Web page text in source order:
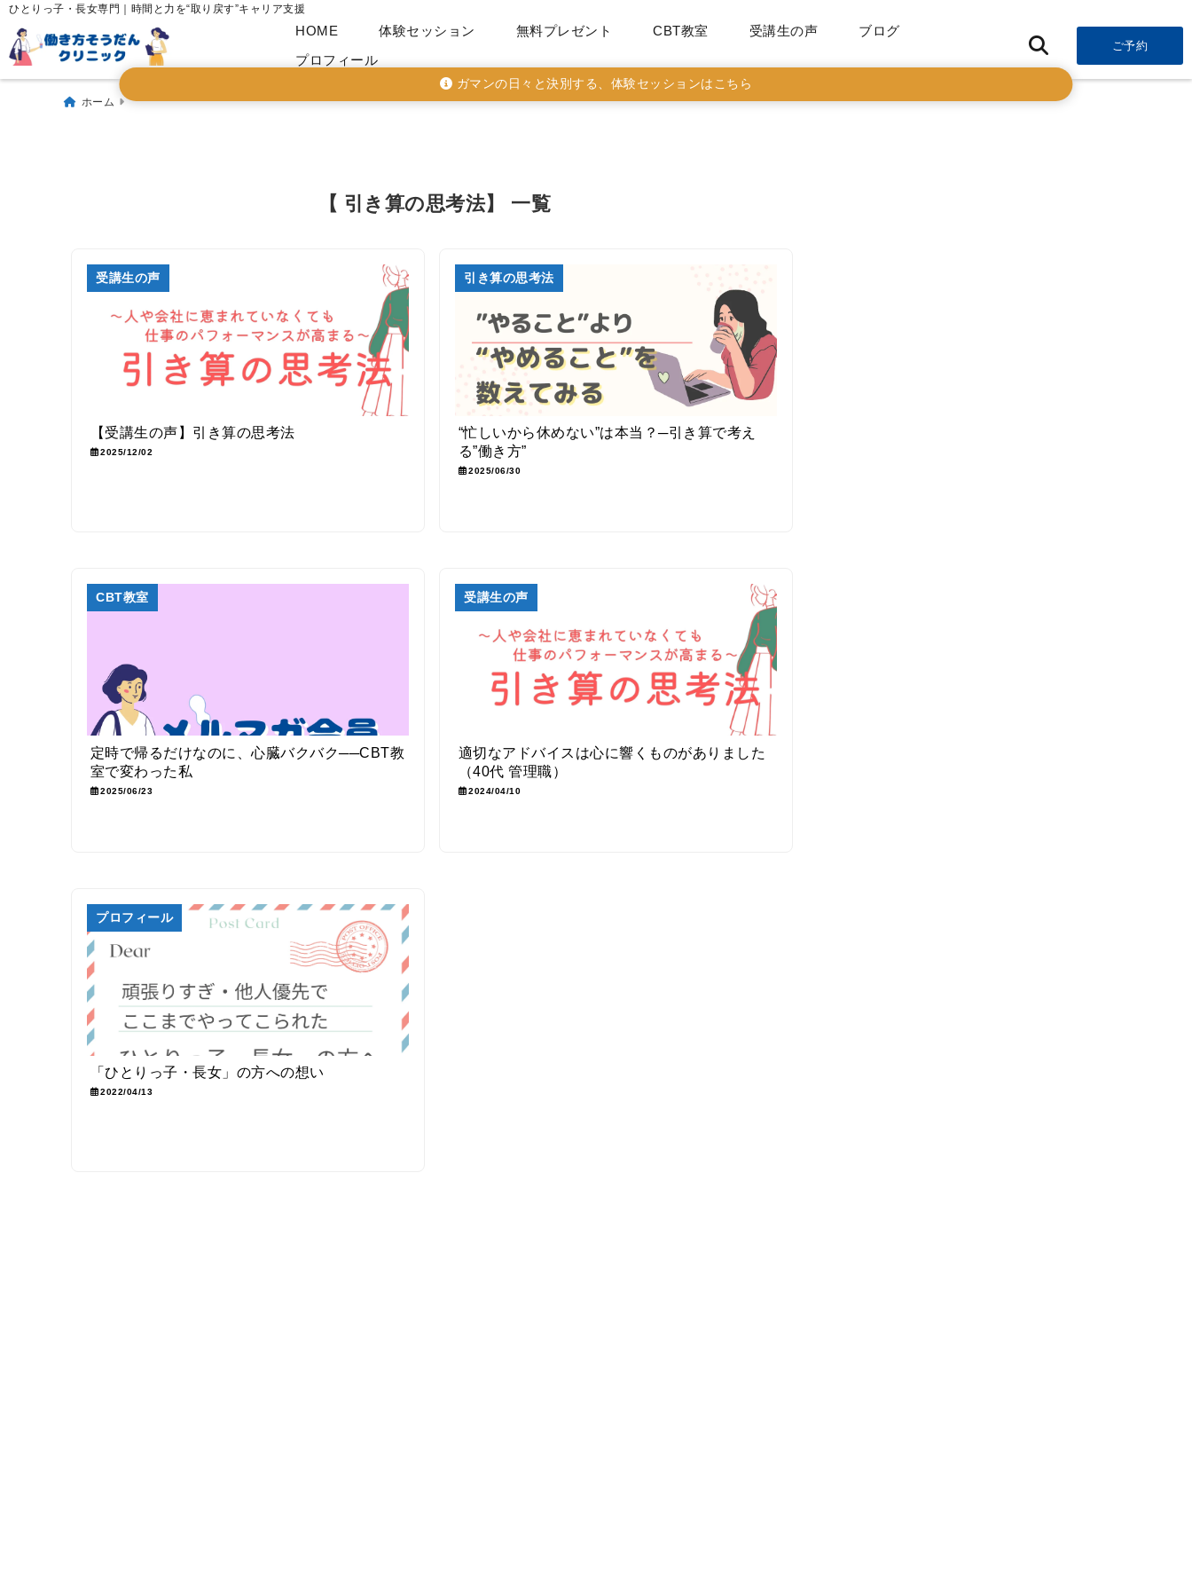
ひとりっ子・長女専門｜時間と力を“取り戻す”キャリア支援
HOME 体験セッション 無料プレゼント CBT教室 受講生の声
ブログ
プロフィール
ご予約
ガマンの日々と決別する、体験セッションはこちら
ホーム
【 引き算の思考法】 一覧
受講生の声
【受講生の声】引き算の思考法
2025/12/02
引き算の思考法
“忙しいから休めない”は本当？─引き算で考え
る”働き方”
2025/06/30
CBT教室
定時で帰るだけなのに、心臓バクバク──CBT教
室で変わった私
2025/06/23
受講生の声
適切なアドバイスは心に響くものがありました
（40代 管理職）
2024/04/10
プロフィール
「ひとりっ子・長女」の方への想い
2022/04/13